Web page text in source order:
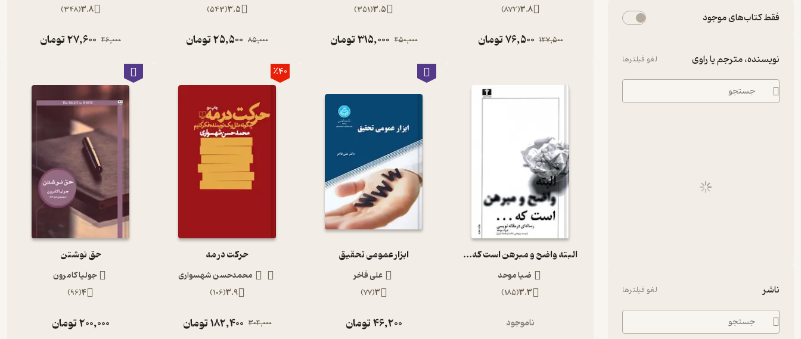
3.8
(
872
)
127,500
76,500تومان
3.5
(
351
)
450,000
315,000تومان
3.5
(
543
)
85,000
25,500تومان
3.8
(
348
)
46,000
27,600تومان
البته واضح و مبرهن است که...
ضیا موحد
3.3
(
185
)
ناموجود
ابزار عمومی تحقیق
علی فاخر
3
(
77
)
46,200تومان
٪40
حرکت در مه
محمدحسن شهسواری
3.9
(
106
)
304,000
182,400تومان
حق نوشتن
جولیا کامرون
4
(
96
)
200,000تومان
فقط کتاب‌های موجود
نویسنده، مترجم یا راوی لغو فیلترها
ناشر لغو فیلترها